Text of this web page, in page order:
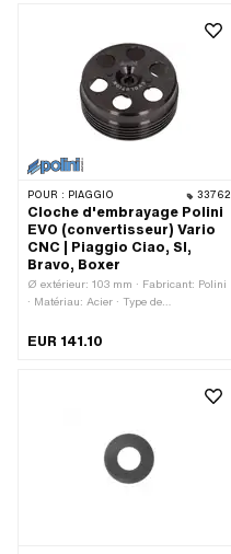
POUR : PIAGGIO 33762
Cloche d'embrayage Polini
EVO (convertisseur) Vario
CNC | Piaggio Ciao, SI,
Bravo, Boxer
Ø extérieur: 103 mm · Fabricant: Polini
· Matériau: Acier · Type de
Ø intérieur: 93 mm · Poids: 532 g
EUR 141.10